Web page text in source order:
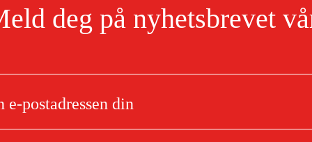
deg på nyhetsbrevet